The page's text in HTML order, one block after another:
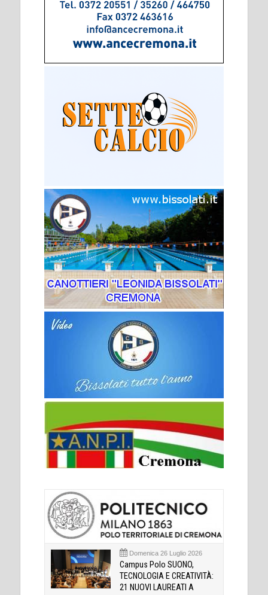
Domenica 26 Luglio 2026
Campus Polo SUONO,
TECNOLOGIA E CREATIVITÀ:
21 NUOVI LAUREATI A